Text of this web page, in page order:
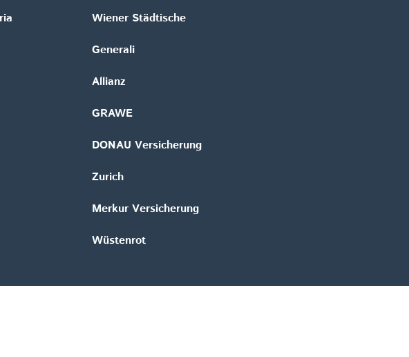
Wiener Städtische
Generali
Allianz
GRAWE
DONAU Versicherung
Zurich
Merkur Versicherung
Wüstenrot